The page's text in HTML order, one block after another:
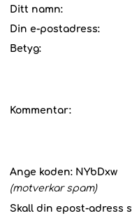
Ditt namn:
Din e-postadress:
Betyg:
Kommentar:
Ange koden: NYbDxw
(motverkar spam)
Skall din epost-adress